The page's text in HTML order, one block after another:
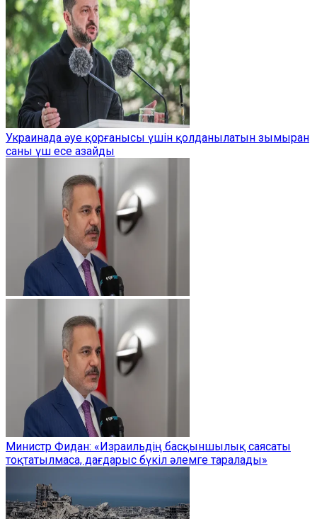
Украинада әуе қорғанысы үшін қолданылатын зымыран
саны үш есе азайды
Министр Фидан: «Израильдің басқыншылық саясаты
тоқтатылмаса, дағдарыс бүкіл әлемге таралады»